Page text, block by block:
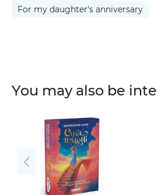
For my daughter's anniversary
You may also be